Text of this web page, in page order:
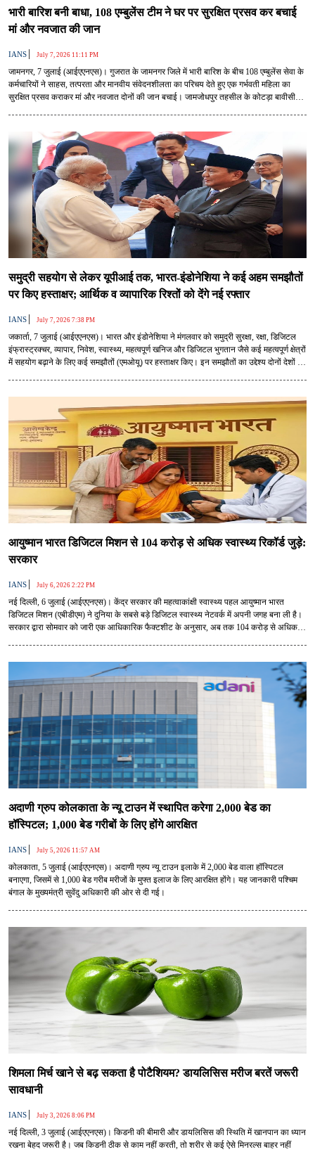
भारी बारिश बनी बाधा, 108 एम्बुलेंस टीम ने घर पर सुरक्षित प्रसव कर बचाई
मां और नवजात की जान
IANS | July 7, 2026 11:11 PM
जामनगर, 7 जुलाई (आईएएनएस)। गुजरात के जामनगर जिले में भारी बारिश के बीच 108 एम्बुलेंस सेवा के
कर्मचारियों ने साहस, तत्परता और मानवीय संवेदनशीलता का परिचय देते हुए एक गर्भवती महिला का
सुरक्षित प्रसव कराकर मां और नवजात दोनों की जान बचाई। जामजोधपुर तहसील के कोटड़ा बावीसी
समुद्री सहयोग से लेकर यूपीआई तक, भारत-इंडोनेशिया ने कई अहम समझौतों
पर किए हस्ताक्षर; आर्थिक व व्यापारिक रिश्तों को देंगे नई रफ्तार
IANS | July 7, 2026 7:38 PM
जकार्ता, 7 जुलाई (आईएएनएस)। भारत और इंडोनेशिया ने मंगलवार को समुद्री सुरक्षा, रक्षा, डिजिटल
इंफ्रास्ट्रक्चर, व्यापार, निवेश, स्वास्थ्य, महत्वपूर्ण खनिज और डिजिटल भुगतान जैसे कई महत्वपूर्ण क्षेत्रों
में सहयोग बढ़ाने के लिए कई समझौतों (एमओयू) पर हस्ताक्षर किए। इन समझौतों का उद्देश्य दोनों देशों की
आयुष्मान भारत डिजिटल मिशन से 104 करोड़ से अधिक स्वास्थ्य रिकॉर्ड जुड़े:
सरकार
IANS | July 6, 2026 2:22 PM
नई दिल्ली, 6 जुलाई (आईएएनएस)। केंद्र सरकार की महत्वाकांक्षी स्वास्थ्य पहल आयुष्मान भारत
डिजिटल मिशन (एबीडीएम) ने दुनिया के सबसे बड़े डिजिटल स्वास्थ्य नेटवर्क में अपनी जगह बना ली है।
सरकार द्वारा सोमवार को जारी एक आधिकारिक फैक्टशीट के अनुसार, अब तक 104 करोड़ से अधिक
अदाणी ग्रुप कोलकाता के न्यू टाउन में स्थापित करेगा 2,000 बेड का
हॉस्पिटल; 1,000 बेड गरीबों के लिए होंगे आरक्षित
IANS | July 5, 2026 11:57 AM
कोलकाता, 5 जुलाई (आईएएनएस)। अदाणी ग्रुप न्यू टाउन इलाके में 2,000 बेड वाला हॉस्पिटल
बनाएगा, जिसमें से 1,000 बेड गरीब मरीजों के मुफ्त इलाज के लिए आरक्षित होंगे। यह जानकारी पश्चिम
बंगाल के मुख्यमंत्री सुवेंदु अधिकारी की ओर से दी गई।
शिमला मिर्च खाने से बढ़ सकता है पोटैशियम? डायलिसिस मरीज बरतें जरूरी
सावधानी
IANS | July 3, 2026 8:06 PM
नई दिल्ली, 3 जुलाई (आईएएनएस)। किडनी की बीमारी और डायलिसिस की स्थिति में खानपान का ध्यान
रखना बेहद जरूरी है। जब किडनी ठीक से काम नहीं करती, तो शरीर से कई ऐसे मिनरल्स बाहर नहीं